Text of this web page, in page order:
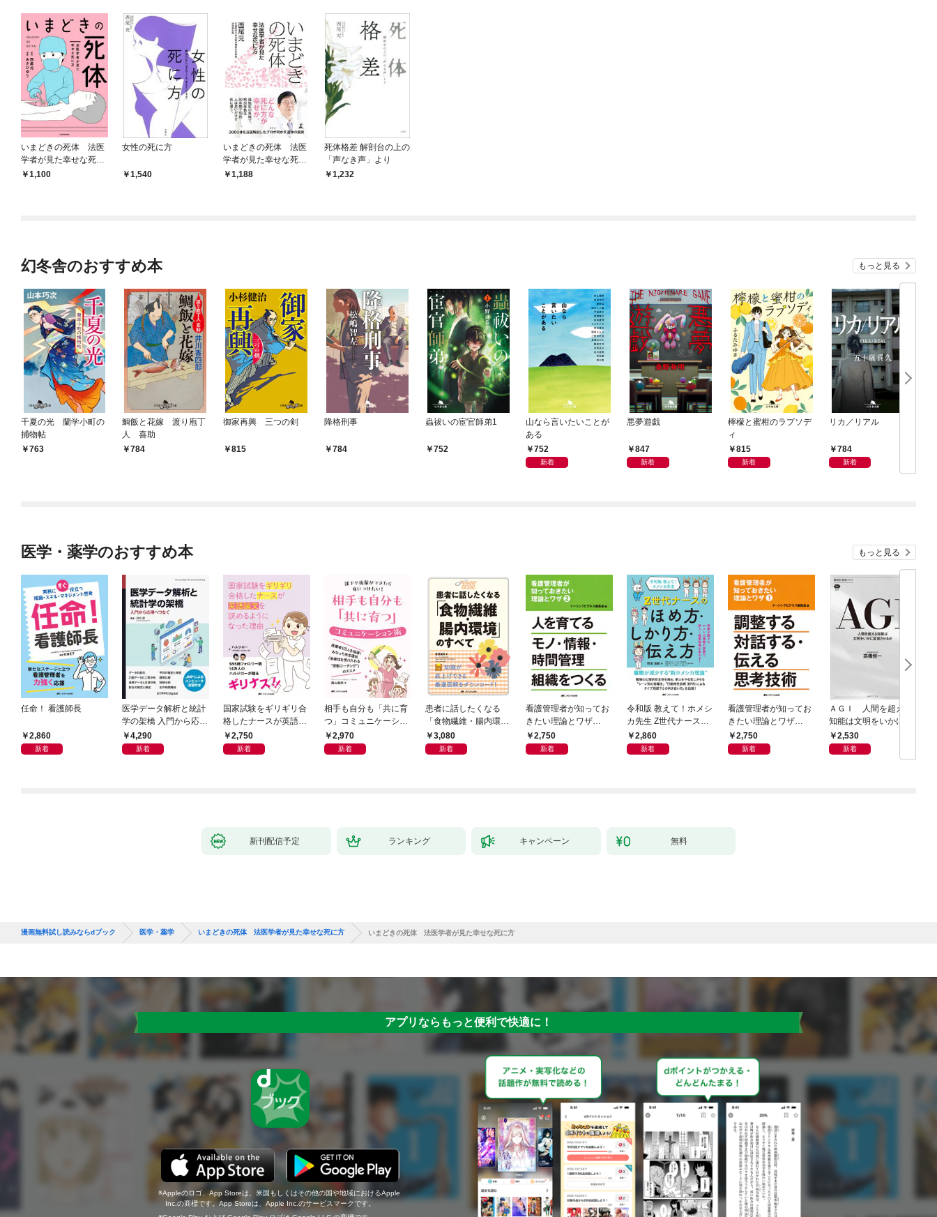
いまどきの死体 法医
学者が見た幸せな死に
方1,100
女性の死に方
1,540
いまどきの死体 法医
学者が見た幸せな死に
方1,188
死体格差 解剖台の上の
「声なき声」より
1,232
幻冬舎のおすすめ本 もっと見る
千夏の光 蘭学小町の
捕物帖
763
鯛飯と花嫁 渡り庖丁
人 喜助
784
御家再興 三つの剣
815
降格刑事
784
蟲祓いの宦官師弟1
752
山なら言いたいことが
ある
752
新着
悪夢遊戯
847
新着
檸檬と蜜柑のラプソデ
ィ
815
新着
リカ／リアル
784
新着
医学・薬学のおすすめ本 もっと見る
任命！ 看護師長
2,860
新着
医学データ解析と統計
学の架橋 入門から応用
へつなぐ
4,290
新着
国家試験をギリギリ合
格したナースが英語論
文を読めるようになっ
た理由
2,750
新着
相手も自分も「共に育
つ」コミュニケーショ
ン術2,970
新着
患者に話したくなる
「食物繊維・腸内環
境」のすべて
3,080
新着
看護管理者が知ってお
きたい理論とワザ②
人を育てる モノ・情
報・時間管理組織をつ
2,750
新着
令和版 教えて！ホメシ
カ先生 Z世代ナースの
ほめ方・しかり方・伝
え方
2,860
新着
看護管理者が知ってお
きたい理論とワザ①
調整する 対話する・伝
える 思考技術
2,750
新着
ＡＧＩ 人間を超える
知能は文明をいかに変
容させるか
2,530
新着
新刊配信予定 ランキング キャンペーン 無料
漫画無料試し読みならdブック 医学・薬学 いまどきの死体 法医学者が見た幸せな死に方 いまどきの死体 法医学者が見た幸せな死に方
アプリならもっと便利で快適に！
Appleのロゴ、App Storeは、米国もしくはその他の国や地域におけるApple
Inc.の商標です。App Storeは、Apple Inc.のサービスマークです。